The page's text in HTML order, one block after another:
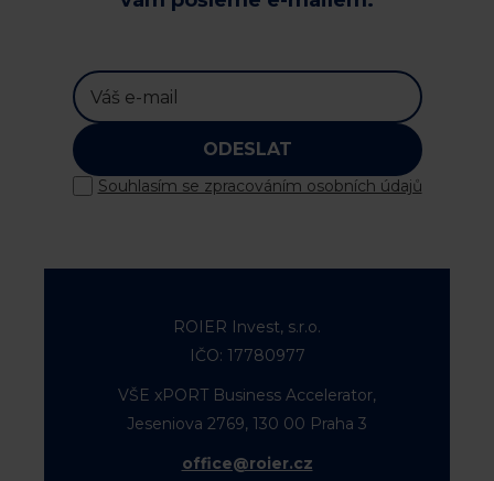
ODESLAT
Souhlasím se zpracováním osobních údajů
ROIER Invest, s.r.o.
IČO: 17780977
VŠE xPORT Business Accelerator,
Jeseniova 2769, 130 00 Praha 3
office@roier.cz